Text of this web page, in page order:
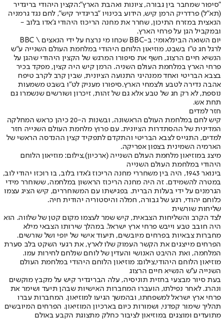
"סיפור שמחבר בין גבורה, ציונות ואהבת הארץ":הקצין היהודי בריגדיר
(תא״ל) פרדריק הרמן קיש, הידוע בכינויו "בריגדיר קיש", לחם נגד גרמניה
הנאצית במזרח התיכון, שחרר את מחנה הריכוז היהודי ג'אדו בלוב -
ובמקביל הגן על פרחי הארץ.
יום השואה הבינלאומי: ב-BBC שכחו מי נרצח על ידי הנאצים \ BBC
לרגל חג ט"ו בשבט, מוזיאון הלוחם היהודי במלחמת העולם השנייה ע"ש
הנשיא חיים הרצוג, חשף את סיפורו המרגש של הקצין היהודי שהגן על
פרחי הארץ במלחמת העולם השניה. הרמן קיש היה קצין, מפקד בכיר
בצבא הבריטי ואחד ממנהיגי התנועה הציונית, שבין קרב לקרב טיפח
אהבה נדירה לטבע ולצמחי הארץ.סיפורו מעניק לט"ו בשבט משמעות
נוספת, לא רק חג של טבע אלא גם של זהות, זיכרון ושורשים שנשמרו גם
תחת אש.
חזר למדים
קיש לחם במלחמת העולם הראשונה, ובשנות ה-20 כיהן כראש המחלקה
המדינית של ההסתדרות הציונית. עם פרוץ מלחמת העולם השנייה חזר
למדים, התגייס לצבא הבריטי והתקדם לתפקיד קצין ההנדסה הראשי של
הארמיה השמינית בצפון אפריקה.
מיצג במוזיאון מלחמת העולם השנייה (ארכיון),צילום: מוזיאון הלוחם
היהודי במלחמת העולם השנייה
בינואר 1943, היה בין משחררי מחנה הריכוז ג'אדו בלוב, בו רוכזו יהודי לוב,
במטרה להשמידם. זה היה מחנה הריכוז הראשון במלחמה, ששוחרר מידי
הגרמנים על ידי בעלות הברית. בפגישתו עם המשוחררים, קיש הציג עצמו
כלוחם יהודי, רגע של גבורה, חמלה והיסטוריה יהודית חיה.
שליחות שורשית
לצד הקרב והשליחות הצבאית, קיש שמר לעצמו מקום קטן של שלווה. הוא
היה חובב טבע וייבש פרחי ארץ ישראל. במהלך שירותו הצבאי מילא
מחברות צבאיות בפרחים מיובשים, תיעוד אישי של יופי ושל שורשים.
הפרחים מייצגים את הקשר העמוק שלו לארץ, את רגעי השקט בלב סערת
המלחמה, ואת ההיבט האנושי והעדין של לוחם שנלחם לחירות עמו.
מוזיאון הלוחם היהודי,צילום: מוזיאון הלוחם היהודי במלחמת העולם
השנייה ע''ש הנשיא חיים הרצוג
בעת סיור מבצעי בחזית תוניסיה, עלה הבריגדיר קיש על מקבץ מוקשים
ונהרג. לאחר נפילתו, הועברו המחברות האישיות שבהן תיעד ושימר את
פרחי ארץ ישראל למשפחתו, ובהמשך הגיעו למוזיאון. המחברות עברו
תהליך שימור קפדני, ושמורות כיום בארכיון המוזיאון. הפרחים המיובשים
מתועדים ומוצגים במוזיאון לציבור כחלק מתצוגת הקבע באולם